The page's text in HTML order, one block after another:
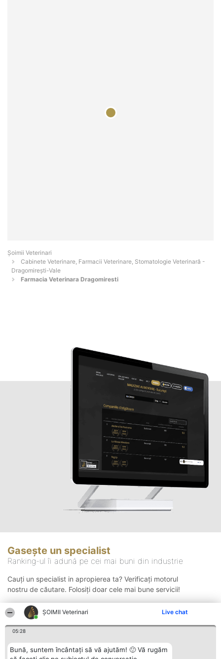
ȘOIMII Veterinari Live chat
05:28
Bună, suntem încântați să vă ajutăm! 🙂 Vă rugăm
Șoimii Veterinari
Cabinete Veterinare, Farmacii Veterinare, Stomatologie Veterinară -
Dragomireşti-Vale
Farmacia Veterinara Dragomiresti
Gasește un specialist
Ranking-ul îi adună pe cei mai buni din industrie
Cauți un specialist in apropierea ta? Verificați motorul
nostru de căutare. Folosiți doar cele mai bune servicii!